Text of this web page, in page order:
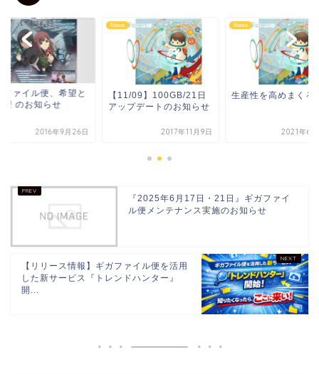
ファイル便、希望と
理 のお知らせ
2016年9月26日
News
【11/09】100GB/21日
アップデートのお知らせ
2017年11月9日
News
生産性を高めまくる
2021年6
『2025年6月17日・21日』ギガファイ
ル便メンテナンス実施のお知らせ
【リリース情報】ギガファイル便を活用
した新サービス『トレンドハンター』
開...